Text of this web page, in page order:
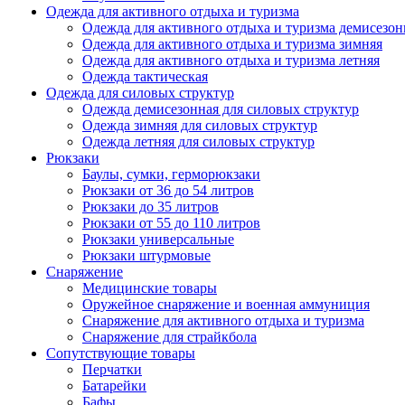
Одежда для активного отдыха и туризма
Одежда для активного отдыха и туризма
Одежда для активного отдыха и туризма зимняя
Одежда для активного отдыха и туризма летняя
Одежда тактическая
Одежда для силовых структур
Одежда демисезонная для силовых структур
Одежда зимняя для силовых структур
Одежда летняя для силовых структур
Рюкзаки
Баулы, сумки, герморюкзаки
Рюкзаки от 36 до 54 литров
Рюкзаки до 35 литров
Рюкзаки от 55 до 110 литров
Рюкзаки универсальные
Рюкзаки штурмовые
Снаряжение
Медицинские товары
Оружейное снаряжение и военная аммуниция
Снаряжение для активного отдыха и туризма
Снаряжение для страйкбола
Сопутствующие товары
Перчатки
Батарейки
Бафы